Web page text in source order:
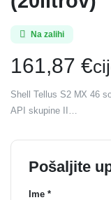
Na zalihi
161,87 €
Shell Tellus S2 MX 46
API skupine II…
Pošaljite
Ime *